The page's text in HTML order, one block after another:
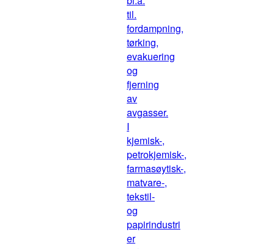
til.
fordampning,
tørking,
evakuering
og
fjerning
av
avgasser.
I
kjemisk-,
petrokjemisk-,
farmasøytisk-,
matvare-,
tekstil-
og
papirindustri
er